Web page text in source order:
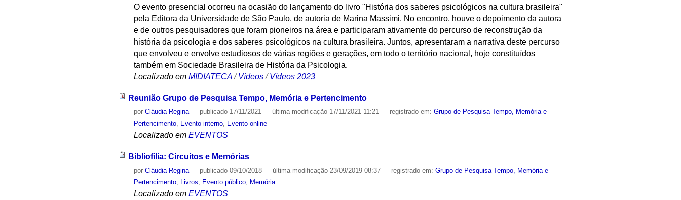
O evento presencial ocorreu na ocasião do lançamento do livro "História dos saberes psicológicos na cultura brasileira"
pela Editora da Universidade de São Paulo, de autoria de Marina Massimi. No encontro, houve o depoimento da autora
e de outros pesquisadores que foram pioneiros na área e participaram ativamente do percurso de reconstrução da
história da psicologia e dos saberes psicológicos na cultura brasileira. Juntos, apresentaram a narrativa deste percurso
que envolveu e envolve estudiosos de várias regiões e gerações, em todo o território nacional, hoje constituídos
também em Sociedade Brasileira de História da Psicologia.
Localizado em MIDIATECA /Vídeos /Vídeos 2023
Reunião Grupo de Pesquisa Tempo, Memória e Pertencimento
porCláudia Regina — publicado 17/11/2021— última modificação 17/11/2021 11:21— registrado em:Grupo de Pesquisa Tempo, Memória e
Pertencimento, Evento interno, Evento online
Localizado em EVENTOS
Bibliofilia: Circuitos e Memórias
porCláudia Regina — publicado 09/10/2018— última modificação 23/09/2019 08:37— registrado em:Grupo de Pesquisa Tempo, Memória e
Pertencimento
Livros Evento público Memória
Localizado em EVENTOS